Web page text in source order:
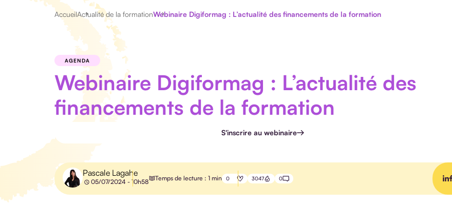
AccueilActualité de la formationWebinaire Digiformag : L’actualité des financements de la formation
AGENDA
Webinaire Digiformag : L’actualité des
financements de la formation
S'inscrire au webinaire
Pascale Lagahe
05/07/2024 - 10h58 Temps de lecture : 1 min 0 3047 0